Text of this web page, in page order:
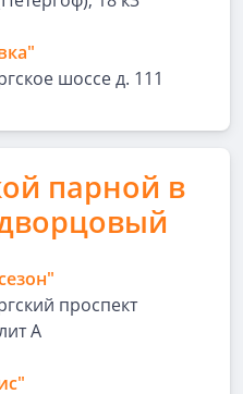
шоссе д. 111
парной в
проспект
А